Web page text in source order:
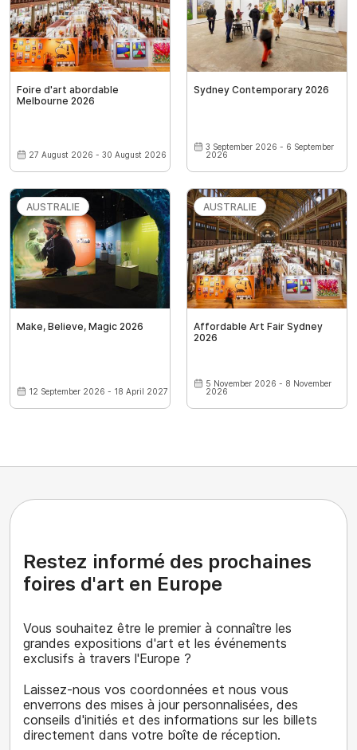
Foire d'art abordable
Melbourne 2026
27 August 2026 - 30 August 2026
Sydney Contemporary 2026
3 September 2026 - 6 September
2026
AUSTRALIE
Make, Believe, Magic 2026
12 September 2026 - 18 April 2027
AUSTRALIE
Affordable Art Fair Sydney
2026
5 November 2026 - 8 November
2026
Restez informé des prochaines
foires d'art en Europe
Vous souhaitez être le premier à connaître les
grandes expositions d'art et les événements
exclusifs à travers l'Europe ?
Laissez-nous vos coordonnées et nous vous
enverrons des mises à jour personnalisées, des
conseils d'initiés et des informations sur les billets
directement dans votre boîte de réception.